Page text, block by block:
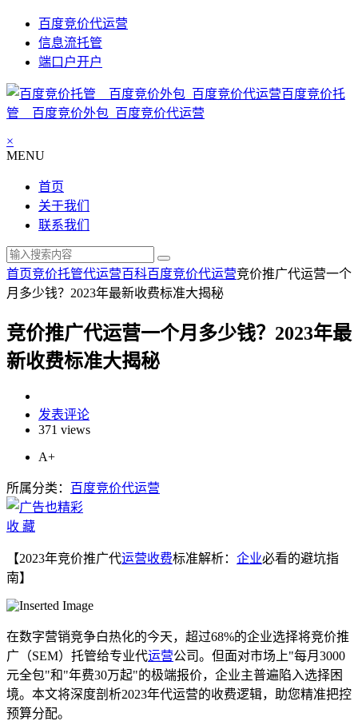
百度竞价代运营
信息流托管
端口户开户
百度竞价托
管__百度竞价外包_百度竞价代运营
×
MENU
首页
关于我们
联系我们
首页竞价托管代运营百科百度竞价代运营竞价推广代运营一个
月多少钱？2023年最新收费标准大揭秘
竞价推广代运营一个月多少钱？2023年最
新收费标准大揭秘
发表评论
371 views
A+
所属分类： 百度竞价代运营
收 藏
【2023年竞价推广代运营收费标准解析： 企业必看的避坑指
南】
在数字营销竞争白热化的今天，超过68%的企业选择将竞价推
广（SEM）托管给专业代运营公司。但面对市场上"每月3000
元全包"和"年费30万起"的极端报价，企业主普遍陷入选择困
境。本文将深度剖析2023年代运营的收费逻辑，助您精准把控
预算分配。